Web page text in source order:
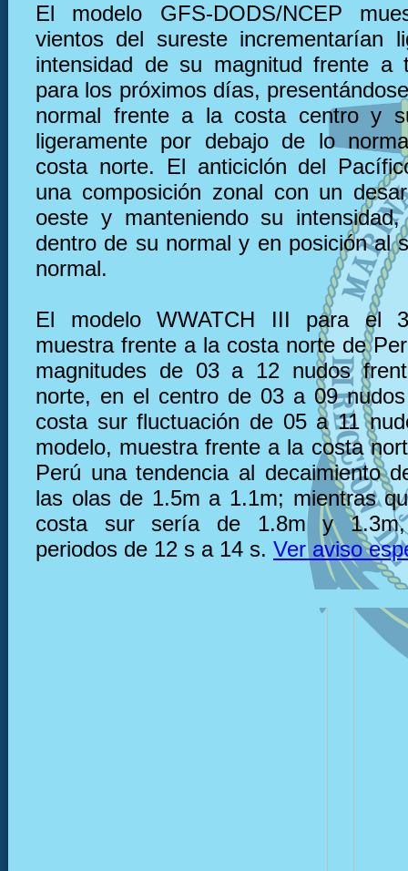
El modelo GFS-DODS/NCEP
vientos del sureste incrementarían
intensidad de su magnitud frente a
para los próximos días,
normal frente a la costa centro y
ligeramente por debajo de lo
costa norte. El anticiclón del
una composición zonal con un
oeste y manteniendo su intensidad,
dentro de su normal y en posición al
normal.
El modelo WWATCH III para el
muestra frente a la costa norte de
magnitudes de 03 a 12 nudos
norte, en el centro de 03 a 09
costa sur fluctuación de 05 a 11
modelo, muestra frente a la costa
Perú una tendencia al decaimiento
las olas de 1.5m a 1.1m; mientras
costa sur sería de 1.8m y
periodos de 12 s a 14 s. Ver aviso